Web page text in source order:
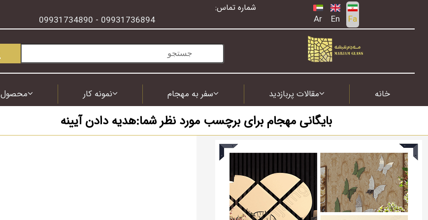
Fa
En
Ar
شماره تماس:
09931736894
-
09931734890
خانه مقالات پربازدید سفر به مهجام نمونه کار محصول
بایگانی مهجام برای برچسب مورد نظر شما:هدیه دادن آیینه